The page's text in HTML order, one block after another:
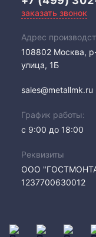
заказать звонок
Адрес
108802​ Москва,
улица, 1Б
sales@metallmk.ru
График работы:
с 9:00 до 18:00
Реквизиты
ООО
1237700630012